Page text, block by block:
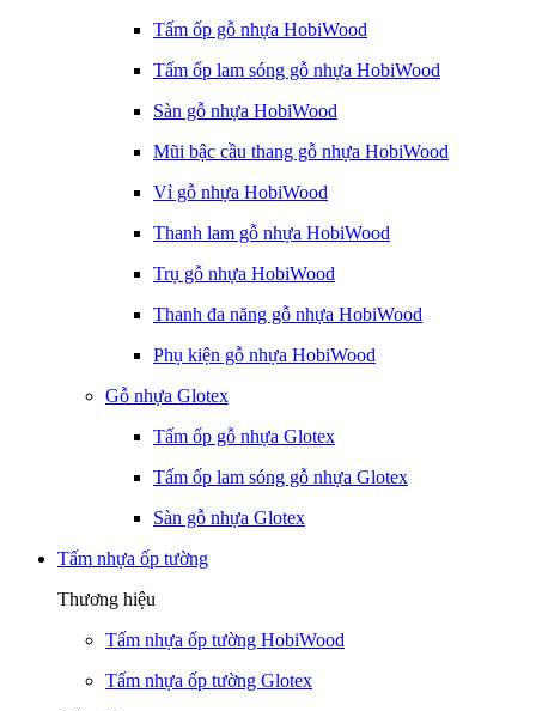
Tấm ốp gỗ nhựa HobiWood
Tấm ốp lam sóng gỗ nhựa HobiWood
Sàn gỗ nhựa HobiWood
Mũi bậc cầu thang gỗ nhựa HobiWood
Vỉ gỗ nhựa HobiWood
Thanh lam gỗ nhựa HobiWood
Trụ gỗ nhựa HobiWood
Thanh đa năng gỗ nhựa HobiWood
Phụ kiện gỗ nhựa HobiWood
Gỗ nhựa Glotex
Tấm ốp gỗ nhựa Glotex
Tấm ốp lam sóng gỗ nhựa Glotex
Sàn gỗ nhựa Glotex
Tấm nhựa ốp tường
Thương hiệu
Tấm nhựa ốp tường HobiWood
Tấm nhựa ốp tường Glotex